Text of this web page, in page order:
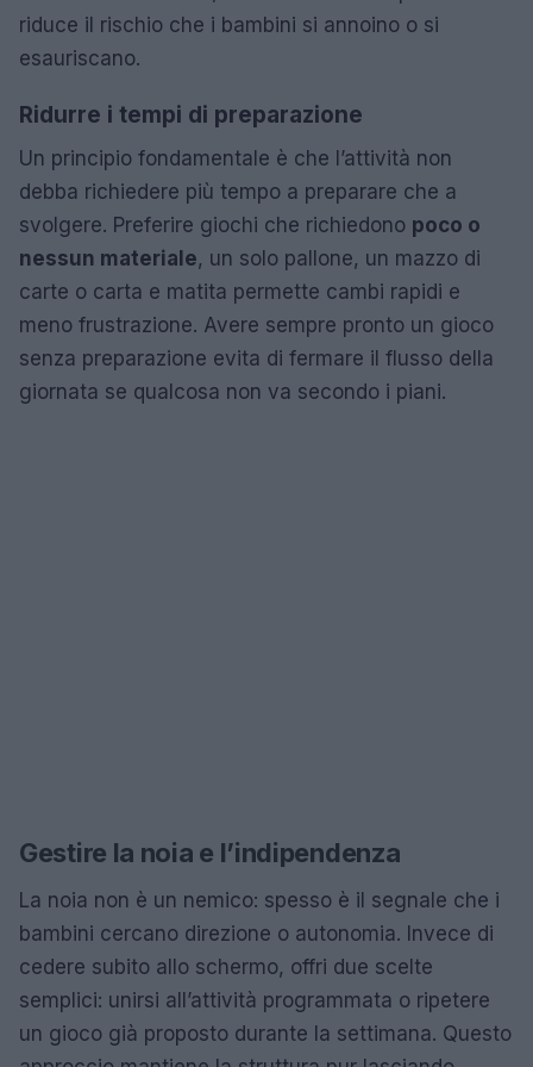
riduce il rischio che i bambini si annoino o si
esauriscano.
Ridurre i tempi di preparazione
Un principio fondamentale è che l’attività non
debba richiedere più tempo a preparare che a
svolgere. Preferire giochi che richiedono poco o
nessun materiale, un solo pallone, un mazzo di
carte o carta e matita permette cambi rapidi e
meno frustrazione. Avere sempre pronto un gioco
senza preparazione evita di fermare il flusso della
giornata se qualcosa non va secondo i piani.
Gestire la noia e l’indipendenza
La noia non è un nemico: spesso è il segnale che i
bambini cercano direzione o autonomia. Invece di
cedere subito allo schermo, offri due scelte
semplici: unirsi all’attività programmata o ripetere
un gioco già proposto durante la settimana. Questo